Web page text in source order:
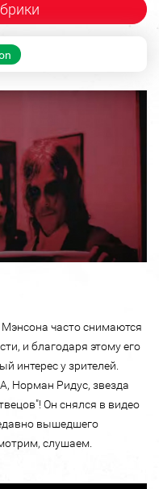
часто снимаются
и благодаря этому его
интерес у зрителей.
Норман Ридус, звезда
Он снялся в видео
вышедшего
слушаем.